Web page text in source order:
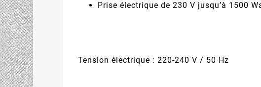
Prise électrique de 230 V jusqu’à 1500
Tension électrique : 220-240 V / 50 Hz